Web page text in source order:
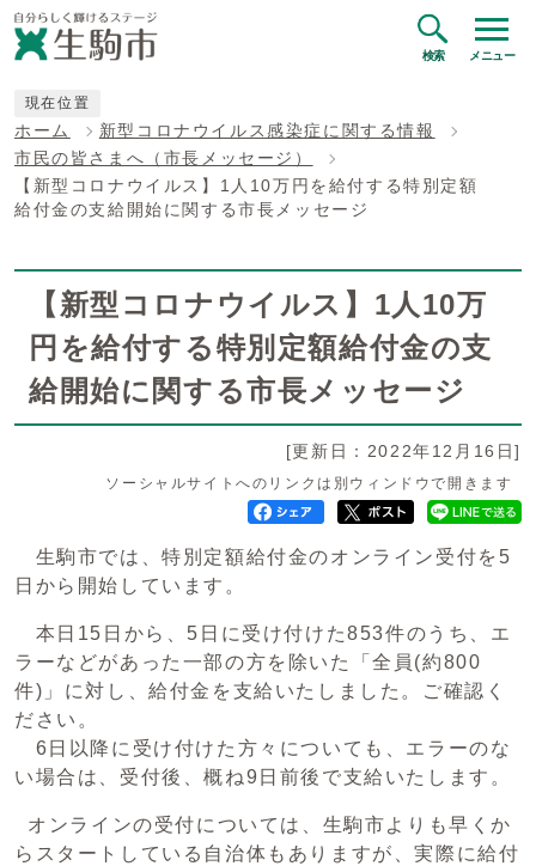
検索 メニュー
現在位置
ホーム
新型コロナウイルス感染症に関する情報
市民の皆さまへ（市長メッセージ）
【新型コロナウイルス】1人10万円を給付する特別定額
給付金の支給開始に関する市長メッセージ
【新型コロナウイルス】1人10万
円を給付する特別定額給付金の支
給開始に関する市長メッセージ
[更新日：2022年12月16日]
ソーシャルサイトへのリンクは別ウィンドウで開きます
生駒市では、特別定額給付金のオンライン受付を5
日から開始しています。
本日15日から、5日に受け付けた853件のうち、エ
ラーなどがあった一部の方を除いた「全員(約800
件)」に対し、給付金を支給いたしました。ご確認く
ださい。
6日以降に受け付けた方々についても、エラーのな
い場合は、受付後、概ね9日前後で支給いたします。
オンラインの受付については、生駒市よりも早くか
らスタートしている自治体もありますが、実際に給付